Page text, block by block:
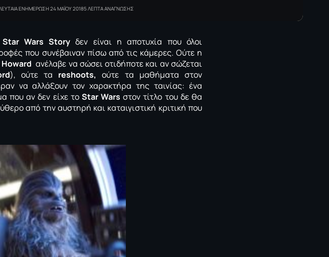
ΕΝΗΜΕΡΩΣΗ 24 ΜΑΪΟΥ 20185 ΛΕΠΤΑ ΑΝΑΓΝΩΣΗΣ
Wars Story δεν είναι η αποτυχία που όλοι
που συνέβαιναν πίσω από τις κάμερες. Ούτε η
Howard ανέλαβε να σώσει οτιδήποτε και αν σώζεται
), ούτε τα reshoots, ούτε τα μαθήματα στον
να αλλάξουν τον χαρακτήρα της ταινίας: ένα
που αν δεν είχε το Star Wars στον τίτλο του δε θα
από την αυστηρή και καταιγιστική κριτική που